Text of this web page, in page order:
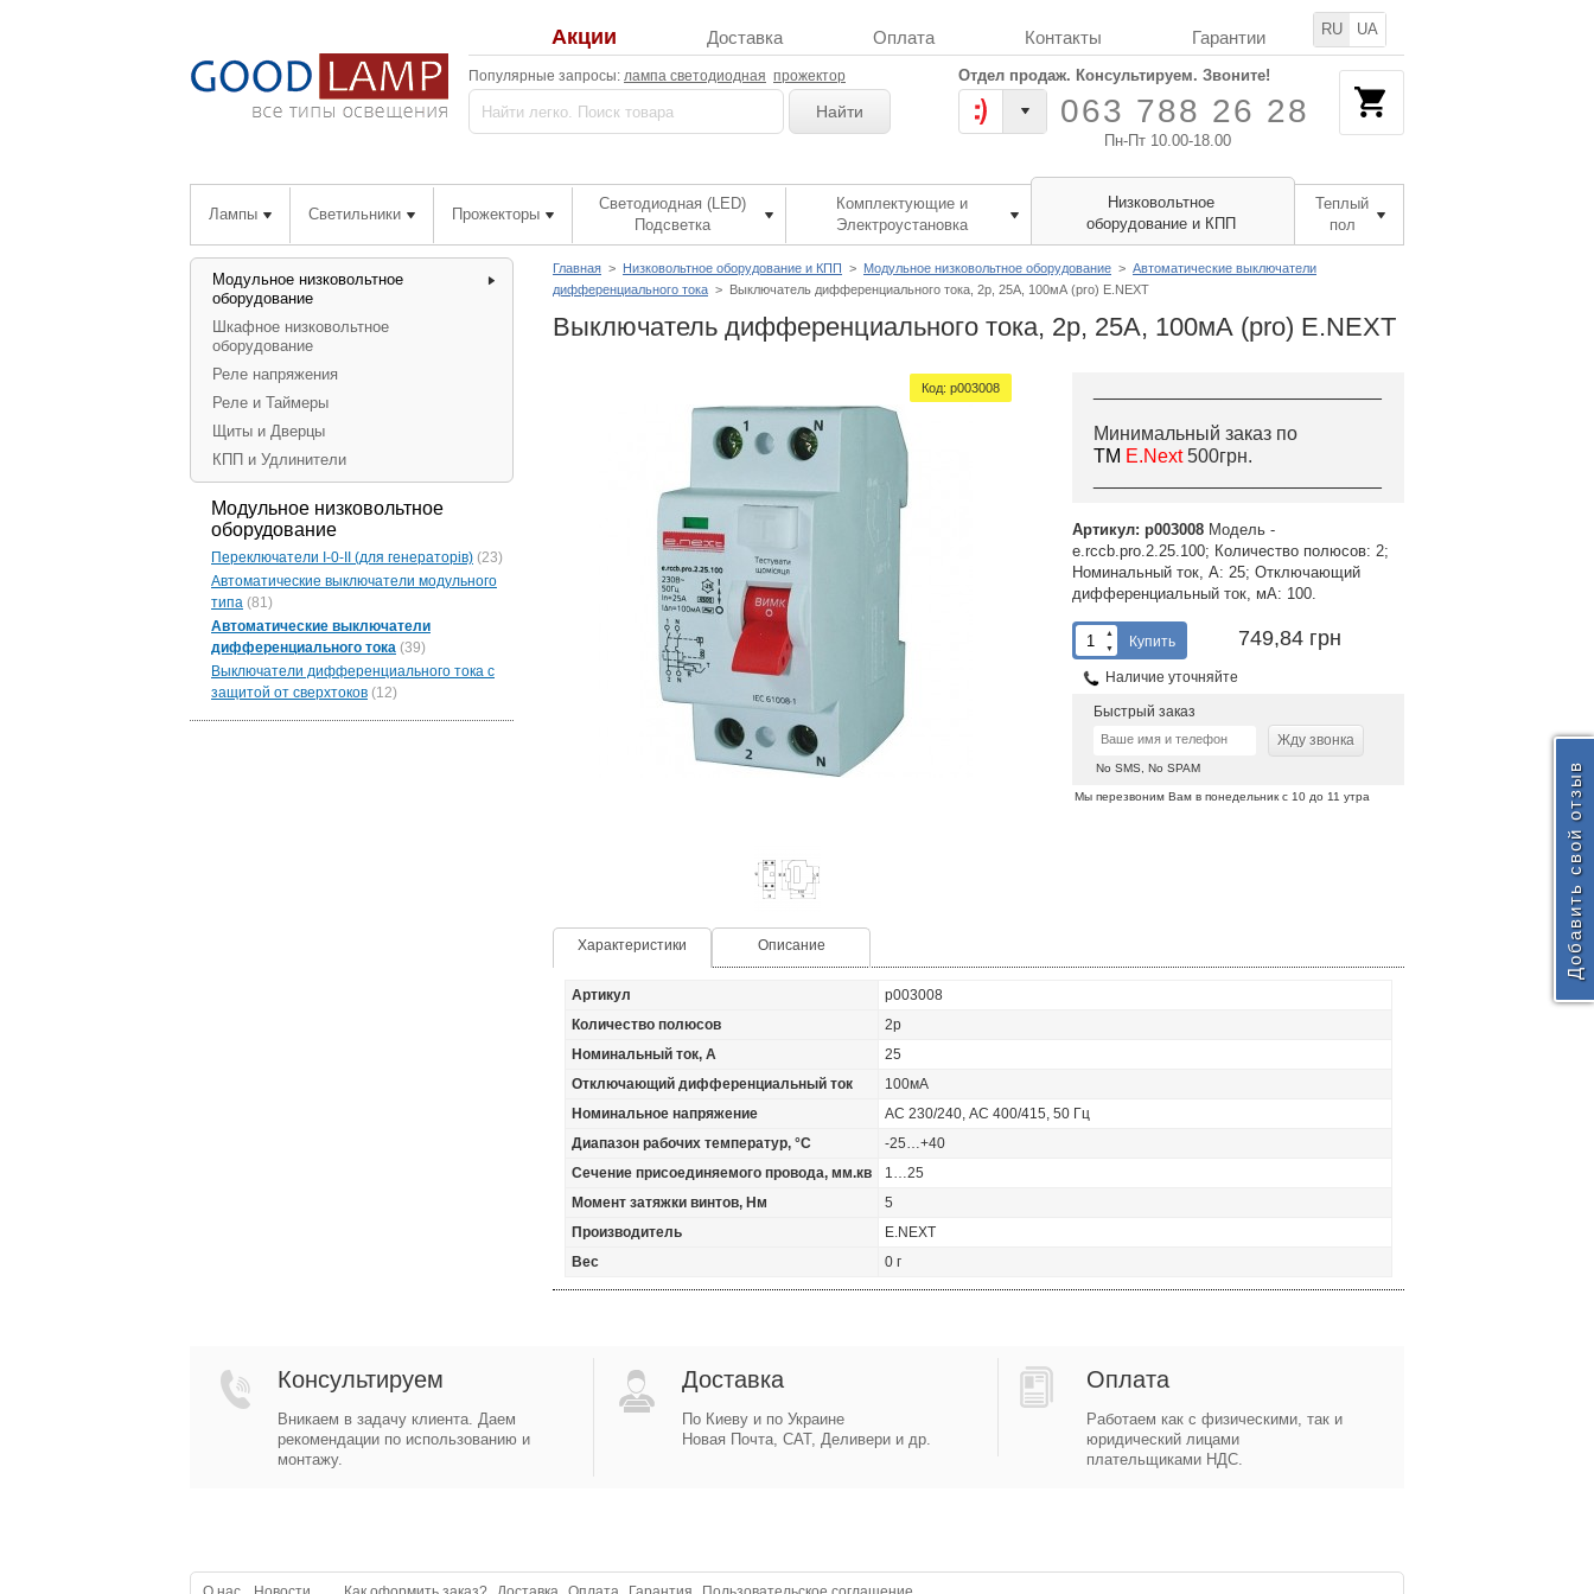
RU UA
Акции Доставка Оплата Контакты Гарантии
Популярные запросы: лампа светодиодная прожектор
Найти
Отдел продаж. Консультируем. Звоните!
063 788 26 28
Пн-Пт 10.00-18.00
Лампы Светильники Прожекторы
Светодиодная (LED)
Подсветка
Комплектующие и
Электроустановка
Низковольтное
оборудование и КПП
Теплый
пол
Главная > Низковольтное оборудование и КПП > Модульное низковольтное оборудование > Автоматические выключатели
дифференциального тока > Выключатель дифференциального тока, 2р, 25А, 100мА (pro) E.NEXT
Выключатель дифференциального тока, 2р, 25А, 100мА (pro) E.NEXT
Код: p003008
Минимальный заказ по
ТМ E.Next 500грн.
Артикул: p003008 Модель -
e.rccb.pro.2.25.100; Количество полюсов: 2;
Номинальный ток, А: 25; Отключающий
дифференциальный ток, мА: 100.
▲
▼
Купить 749,84 грн
Наличие уточняйте
Быстрый заказ
Жду звонка
No SMS, No SPAM
Мы перезвоним Вам в понедельник с 10 до 11 утра
Характеристики Описание
Артикул
p003008
Количество полюсов
2p
Номинальный ток, А
25
Отключающий дифференциальный ток
100мА
Номинальное напряжение
АС 230/240, АС 400/415, 50 Гц
Диапазон рабочих температур, °С
-25…+40
Сечение присоединяемого провода, мм.кв
1…25
Момент затяжки винтов, Нм
5
Производитель
E.NEXT
Вес
0 г
Модульное низковольтное
оборудование
Шкафное низковольтное
оборудование
Реле напряжения
Реле и Таймеры
Щиты и Дверцы
КПП и Удлинители
Модульное низковольтное
оборудование
Переключатели I-0-II (для генераторів) (23)
Автоматические выключатели модульного
типа (81)
Автоматические выключатели
дифференциального тока (39)
Выключатели дифференциального тока с
защитой от сверхтоков (12)
Консультируем
Вникаем в задачу клиента. Даем
рекомендации по использованию и
монтажу.
Доставка
По Киеву и по Украине
Новая Почта, САТ, Деливери и др.
Оплата
Работаем как с физическими, так и
юридический лицами
плательщиками НДС.
Добавить свой отзыв